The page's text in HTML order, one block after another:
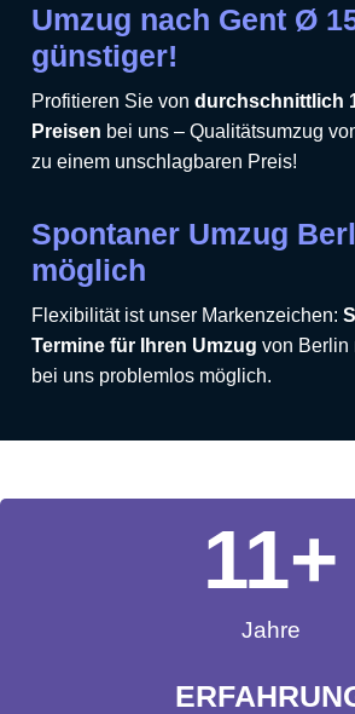
Umzug nach Gent Ø
günstiger!
Profitieren Sie von durchschnittlich
Preisen bei uns – Qualitätsumzug
zu einem unschlagbaren Preis!
Spontaner Umzug
möglich
Flexibilität ist unser Markenzeichen:
Termine für Ihren Umzug von Berlin
bei uns problemlos möglich.
Jahre
11+